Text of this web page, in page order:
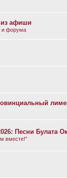
из афиши
и форума
Песни Булата
вместе!"